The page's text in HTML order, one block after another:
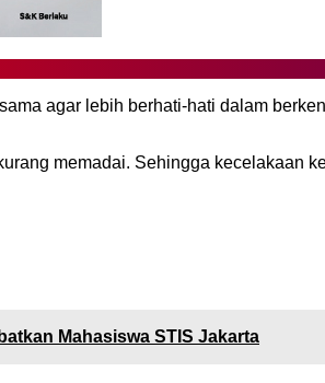
agar lebih berhati-hati dalam
memadai. Sehingga kecelakaan
Mahasiswa STIS Jakarta